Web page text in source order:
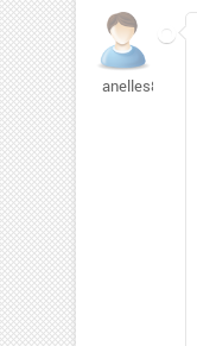
anelles895